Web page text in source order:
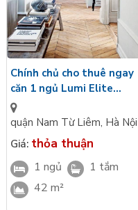
Chính chủ cho thuê ngay
căn 1 ngủ Lumi Elite
42m2, hướng Tây tứ trạch,
đủ đồ
quận Nam Từ Liêm, Hà Nội
Giá: thỏa thuận
1 ngủ
1 tắm
42 m²